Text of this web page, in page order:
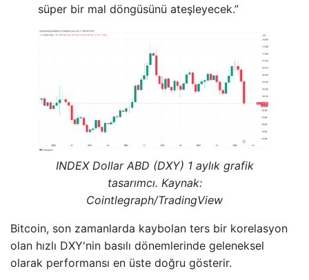
süper bir mal döngüsünü ateşleyecek.”
INDEX Dollar ABD (DXY) 1 aylık grafik
tasarımcı. Kaynak:
Cointlegraph/TradingView
Bitcoin, son zamanlarda kaybolan ters bir korelasyon
olan hızlı DXY'nin basılı dönemlerinde geleneksel
olarak performansı en üste doğru gösterir.